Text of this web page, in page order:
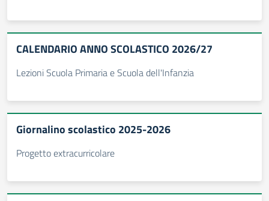
CALENDARIO ANNO SCOLASTICO 2026/27
Lezioni Scuola Primaria e Scuola dell'Infanzia
Giornalino scolastico 2025-2026
Progetto extracurricolare